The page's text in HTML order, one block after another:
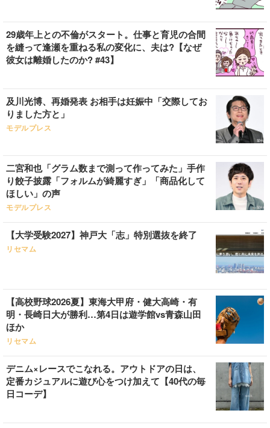
29歳年上との不倫がスタート。仕事と育児の合間
を縫って逢瀬を重ねる私の変化に、夫は?【なぜ
彼女は離婚したのか? #43】
及川光博、再婚発表 お相手は妊娠中「交際してお
りました方と」
モデルプレス
二宮和也「グラム数まで測って作ってみた」手作
り餃子披露「フォルムが綺麗すぎ」「商品化して
ほしい」の声
モデルプレス
【大学受験2027】神戸大「志」特別選抜を終了
リセマム
【高校野球2026夏】東海大甲府・健大高崎・有
明・長崎日大が勝利…第4日は遊学館vs青森山田
ほか
リセマム
デニム×レースでこなれる。アウトドアの日は、
定番カジュアルに遊び心をつけ加えて【40代の毎
日コーデ】